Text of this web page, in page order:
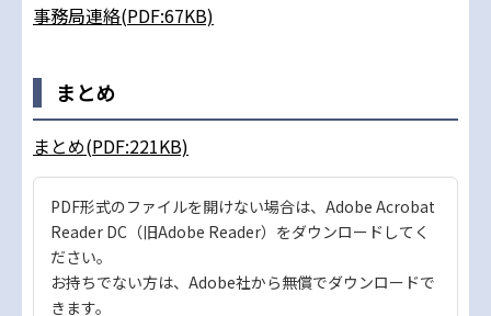
事務局連絡(PDF:67KB)
まとめ
まとめ(PDF:221KB)
PDF形式のファイルを開けない場合は、Adobe Acrobat
Reader DC（旧Adobe Reader）をダウンロードしてく
ださい。
お持ちでない方は、Adobe社から無償でダウンロードで
きます。